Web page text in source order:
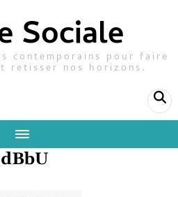
Sociale
contemporains pour faire
retisser nos horizons.